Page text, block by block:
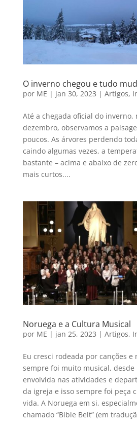
O inverno chegou e tudo
por ME | jan 30, 2023 | Artigos,
Até a chegada oficial do inverno,
dezembro, observamos a
poucos. As árvores perdendo
caindo algumas vezes, a
bastante – acima e abaixo de
mais curtos....
Noruega e a Cultura Musical
por ME | jan 25, 2023 | Artigos,
Eu cresci rodeada por canções
sempre foi muito musical, desde
envolvida nas atividades e
da igreja e isso sempre foi peça
vida. A Noruega em si,
chamado “Bible Belt” (em